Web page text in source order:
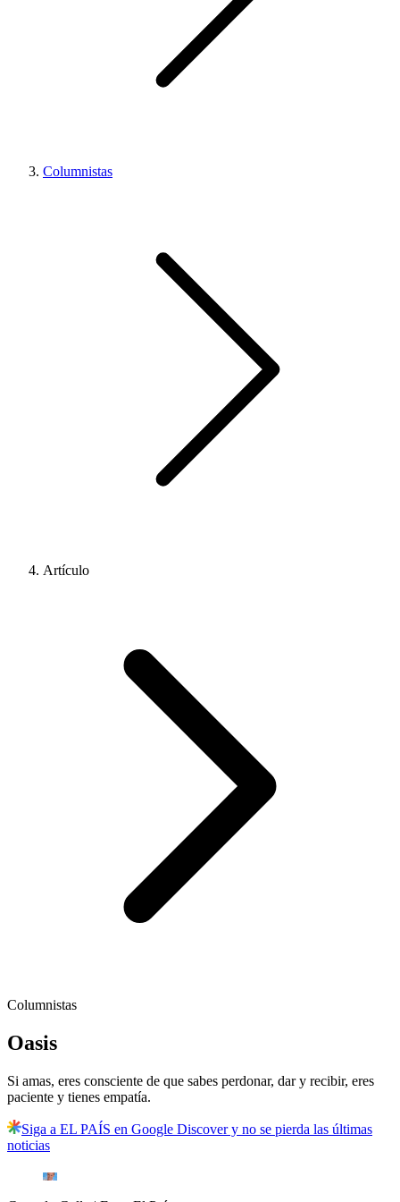
Columnistas
Artículo
Columnistas
Oasis
Si amas, eres consciente de que sabes perdonar, dar y recibir, eres
paciente y tienes empatía.
Siga a EL PAÍS en Google Discover y no se pierda las últimas
noticias